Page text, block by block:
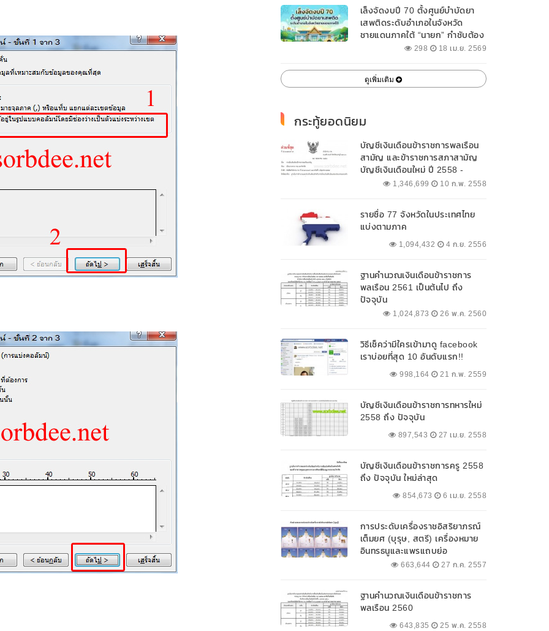
เล็งจัดงบปี 70 ตั้งศูนย์บำบัดยา
เสพติดระดับอำเภอในจังหวัด
ชายแดนภาคใต้ “นายก” กำชับต้อง
ออกแบบเฉพาะให้สอดคล้องกับ
298 18 เม.ย. 2569
ดูเพิ่มเติม
กระทู้ยอดนิยม
บัญชีเงินเดือนข้าราชการพลเรือน
สามัญ และข้าราชการสภาสามัญ
บัญชีเงินเดือนใหม่ ปี 2558 -
2562 ปัจจุบัน1,346,699 10 ก.พ. 2558
รายชื่อ 77 จังหวัดในประเทศไทย
แบ่งตามภาค
1,094,432 4 ก.ย. 2556
ฐานคำนวณเงินเดือนข้าราชการ
พลเรือน 2561 เป็นต้นไป ถึง
ปัจจุบัน
1,024,873 26 พ.ค. 2560
วิธีเช็คว่ามีใครเข้ามาดู facebook
เราบ่อยที่สุด 10 อันดับแรก!!
998,164 21 ก.พ. 2559
บัญชีเงินเดือนข้าราชการทหารใหม่
2558 ถึง ปัจจุบัน
897,543 27 เม.ย. 2558
บัญชีเงินเดือนข้าราชการครู 2558
ถึง ปัจจุบัน ใหม่ล่าสุด
854,673 6 เม.ย. 2558
การประดับเครื่องราชอิสริยาภรณ์
เต็มยศ (บุรุษ, สตรี) เครื่องหมาย
อินทรธนูและแพรแถบย่อ
663,644 27 ก.ค. 2557
ฐานคำนวณเงินเดือนข้าราชการ
พลเรือน 2560
643,835 25 พ.ค. 2558